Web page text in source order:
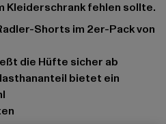
Kleiderschrank fehlen sollte.
die Hüfte sicher ab